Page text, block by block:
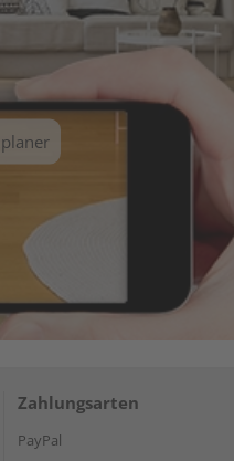
Zahlungsarten
PayPal